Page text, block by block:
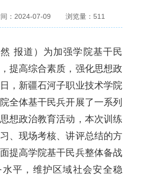
：2024-07-09 浏览量： 511
报道 ） 为加强学院基干民
提高综合素质，强化思想政
，新疆石河子职业技术学院
全体基干民兵开展了一系列
想政治教育活动 ， 本次训练
、现场考核、讲评总结的方
提高学院基干民兵整体备战
水平 ， 维护 区域社会安全稳